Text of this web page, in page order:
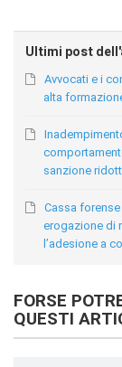
Ultimi post
Avvocati e i
alta
sanzione
Cassa forense
erogazione di
l’adesione a
FORSE
QUESTI